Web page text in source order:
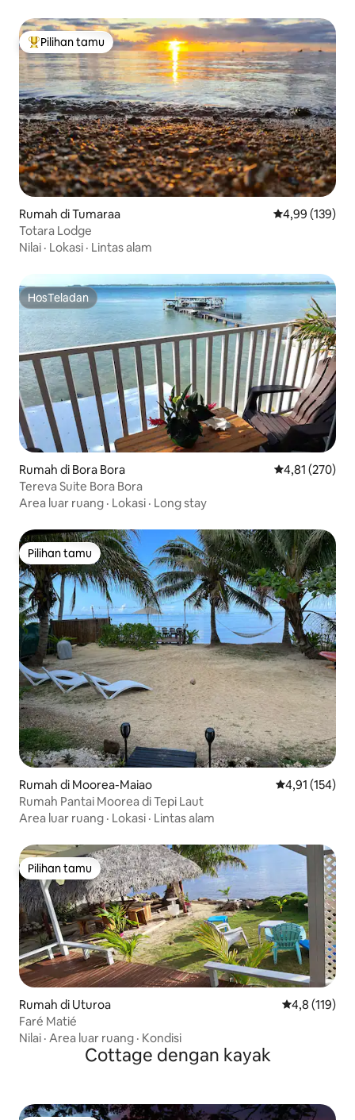
Pilihan tamu terpopuler
Pilihan tamu
Rumah di Tumaraa Nilai rata-rata
4,99 (139)
Totara Lodge
Nilai · Lokasi · Lintas alam
HosTeladan
HosTeladan
Rumah di Bora Bora Nilai rata-rata
4,81 (270)
Tereva Suite Bora Bora
Area luar ruang · Lokasi · Long stay
Pilihan tamu
Pilihan tamu
Rumah di Moorea-Maiao Nilai rata-rata
4,91 (154)
Rumah Pantai Moorea di Tepi Laut
Area luar ruang · Lokasi · Lintas alam
Pilihan tamu
Pilihan tamu
Rumah di Uturoa Nilai rata-
4,8 (119)
Faré Matié
Nilai · Area luar ruang · Kondisi
Cottage dengan kayak